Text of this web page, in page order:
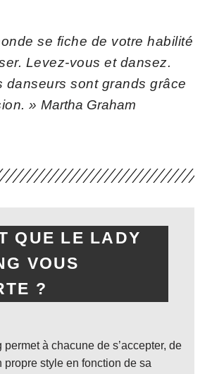
se fiche de votre habilité
Levez-vous et dansez.
danseurs sont grands grâce
» Martha Graham
QUE LE LADY
VOUS
?
permet à chacune de s’accepter, de
propre style en fonction de sa